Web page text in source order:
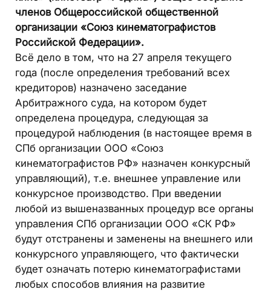
членов Общероссийской общественной
организации «Союз кинематографистов
Российской Федерации».
Всё дело в том, что на 27 апреля текущего
года (после определения требований всех
кредиторов) назначено заседание
Арбитражного суда, на котором будет
определена процедура, следующая за
процедурой наблюдения (в настоящее время в
СПб организации ООО «Союз
кинематографистов РФ» назначен конкурсный
управляющий), т.е. внешнее управление или
конкурсное производство. При введении
любой из вышеназванных процедур все органы
управления СПб организации ООО «СК РФ»
будут отстранены и заменены на внешнего или
конкурсного управляющего, что фактически
будет означать потерю кинематографистами
любых способов влияния на развитие